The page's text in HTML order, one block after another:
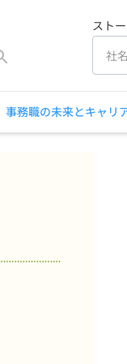
スト
務職の未来とキャリ